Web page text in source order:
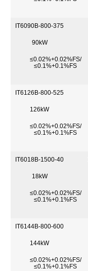
IT6090B-800-375
90kW
≤0.02%+0.02%FS/
≤0.1%+0.1%FS
IT6126B-800-525
126kW
≤0.02%+0.02%FS/
≤0.1%+0.1%FS
IT6018B-1500-40
18kW
≤0.02%+0.02%FS/
≤0.1%+0.1%FS
IT6144B-800-600
144kW
≤0.02%+0.02%FS/
≤0.1%+0.1%FS